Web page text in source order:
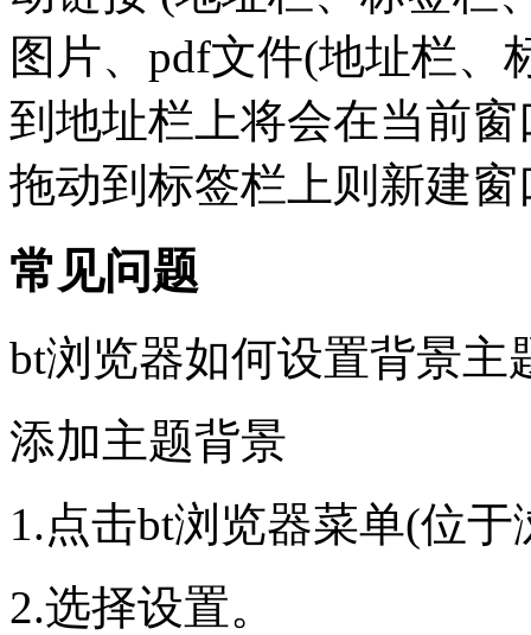
图片、pdf文件(地址栏、
到地址栏上将会在当前
拖动到标签栏上则新建
常见问题
bt浏览器如何设置背景主
添加主题背景
1.点击bt浏览器菜单(位
2.选择设置。